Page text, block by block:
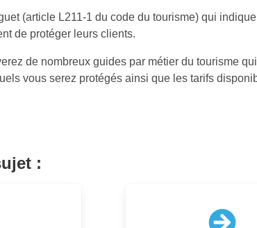
(article L211-1 du code du tourisme) qui
de protéger leurs clients.
de nombreux guides par métier du tourisme
vous serez protégés ainsi que les tarifs
: